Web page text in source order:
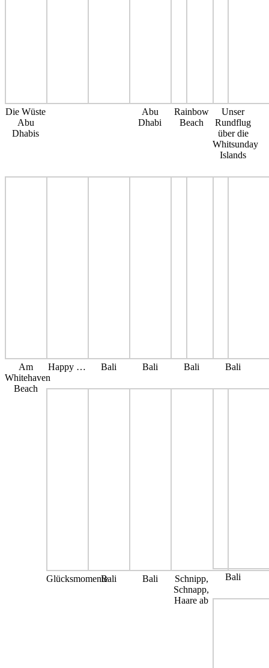
Die Wüste
Abu
Dhabis
Abu
Dhabi
Rainbow
Beach
Unser
Rundflug
über die
Whitsunday
Islands
Am
Whitehaven
Beach
Happy … Bali Bali Bali Bali
GlücksmomenteBali Bali
Schnipp,
Schnapp,
Haare ab
Bali